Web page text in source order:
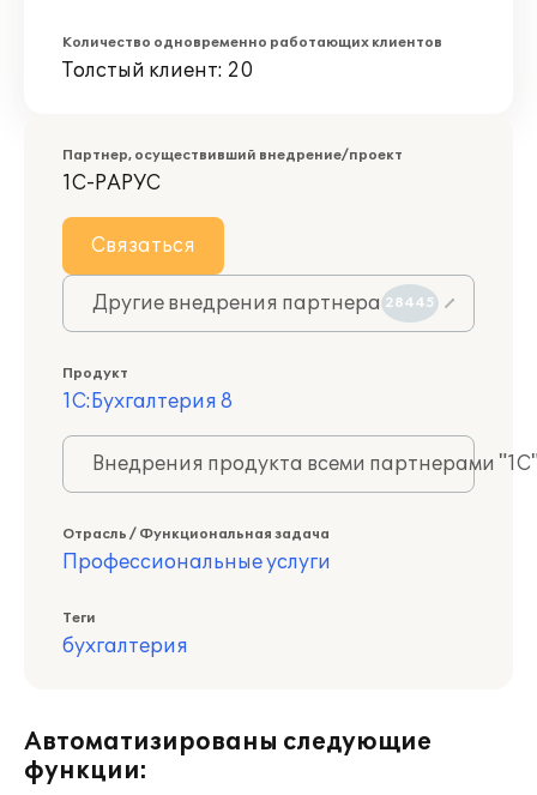
Количество одновременно работающих клиентов
Толстый клиент: 20
Партнер, осуществивший внедрение/проект
1С-РАРУС
Связаться
Другие внедрения партнера 28445
Продукт
1С:Бухгалтерия 8
Внедрения продукта всеми партнерами
Отрасль / Функциональная задача
Профессиональные услуги
Теги
бухгалтерия
Автоматизированы следующие
функции: